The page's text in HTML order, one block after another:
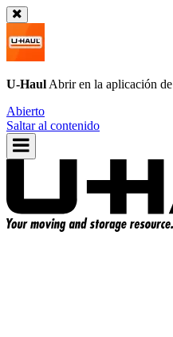
U-Haul Abrir en la aplicación de
Abierto
Saltar al contenido